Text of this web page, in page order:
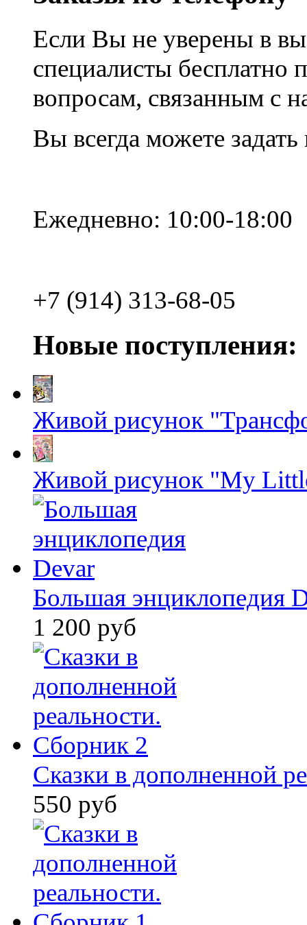
Если Вы не уверены в
специалисты
вопросам, связанным с
Вы всегда можете
Ежедневно: 10:00-18:00
+7 (914) 313-68-05
Новые поступления:
Живой рисунок
Живой рисунок "My
Большая энциклопедия
1 200 руб
Сказки в дополненной
550 руб